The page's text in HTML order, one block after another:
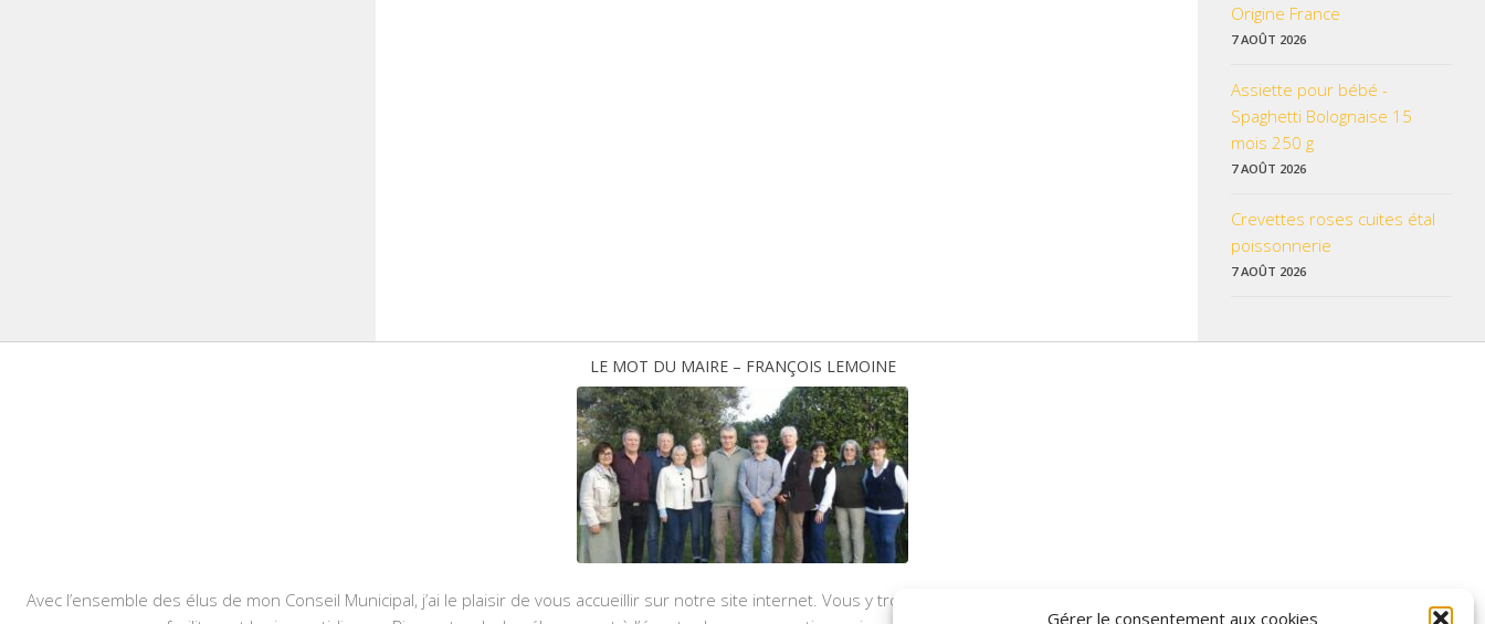
Gérer le consentement aux cookies
Origine France
7 AOÛT 2026
Assiette pour bébé -
Spaghetti Bolognaise 15
mois 250 g
7 AOÛT 2026
Crevettes roses cuites étal
poissonnerie
7 AOÛT 2026
LE MOT DU MAIRE – FRANÇOIS LEMOINE
Avec l’ensemble des élus de mon Conseil Municipal, j’ai le plaisir de vous accueillir sur notre site internet. Vous y trouverez les données pratiques, les liens utiles et les informations qui vous